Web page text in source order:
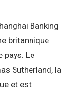
Banking
britannique
pays. Le
Sutherland, la
et est